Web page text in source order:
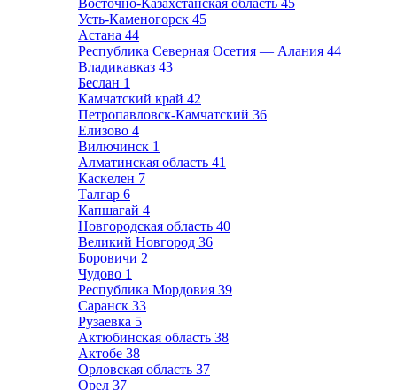
Восточно-Казахстанская область 45
Усть-Каменогорск 45
Астана 44
Республика Северная Осетия — Алания 44
Владикавказ 43
Беслан 1
Камчатский край 42
Петропавловск-Камчатский 36
Елизово 4
Вилючинск 1
Алматинская область 41
Каскелен 7
Талгар 6
Капшагай 4
Новгородская область 40
Великий Новгород 36
Боровичи 2
Чудово 1
Республика Мордовия 39
Саранск 33
Рузаевка 5
Актюбинская область 38
Актобе 38
Орловская область 37
Орел 37